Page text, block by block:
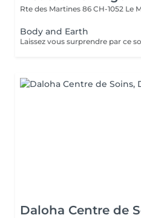
Rte des Martines 86 CH-1052 Le
Body and Earth
Daloha Centre de